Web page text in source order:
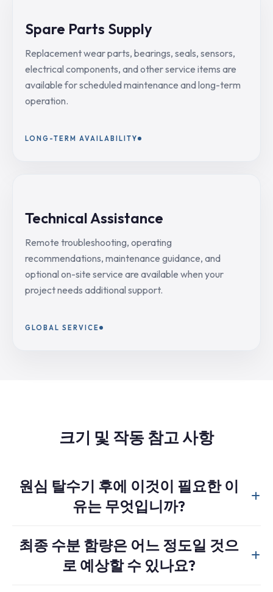
Spare Parts Supply
Replacement wear parts, bearings, seals, sensors,
electrical components, and other service items are
available for scheduled maintenance and long-term
operation.
LONG-TERM AVAILABILITY
Technical Assistance
Remote troubleshooting, operating
recommendations, maintenance guidance, and
optional on-site service are available when your
project needs additional support.
GLOBAL SERVICE
크기 및 작동 참고 사항
원심 탈수기 후에 이것이 필요한 이
유는 무엇입니까?
릿 제조 라인에서는 일반적으로 더 낮은 수분 함량이 필요합
니다. 열 건조 방식은 남아있는 수분을 증발시켜 압출 공정
최종 수분 함량은 어느 정도일 것으
로 예상할 수 있나요?